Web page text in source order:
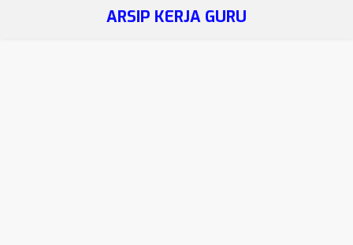
ARSIP KERJA GURU